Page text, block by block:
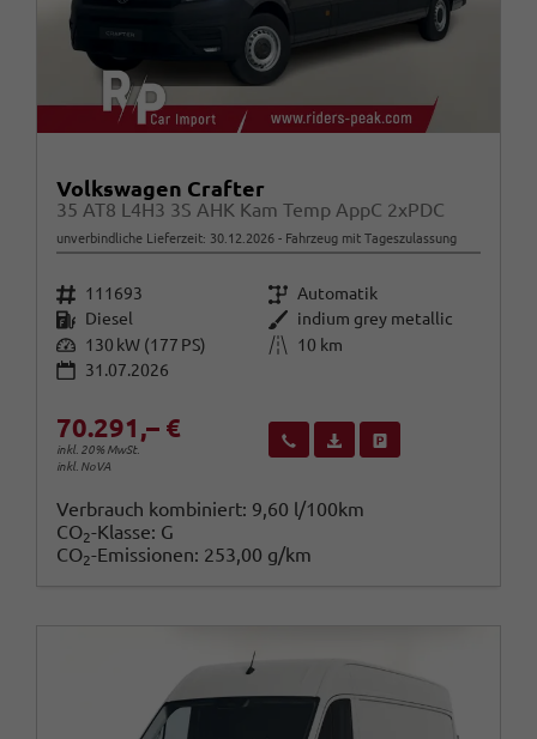
Volkswagen Crafter
35 AT8 L4H3 3S AHK Kam Temp AppC 2xPDC
unverbindliche Lieferzeit: 30.12.2026 Fahrzeug mit Tageszulassung
Fahrzeugnr. 111693 Getriebe Automatik
Kraftstoff Diesel Außenfarbe indium grey metallic
Leistung 130 kW (177 PS) Kilometerstand
10 km
31.07.2026
70.291,– €
inkl. 20% MwSt.
inkl. NoVA
Wir rufen Sie anFahrzeugexposé (PDF)
Verbrauch kombiniert: 9,60 l/100km
CO2-Klasse: G
CO2-Emissionen: 253,00 g/km